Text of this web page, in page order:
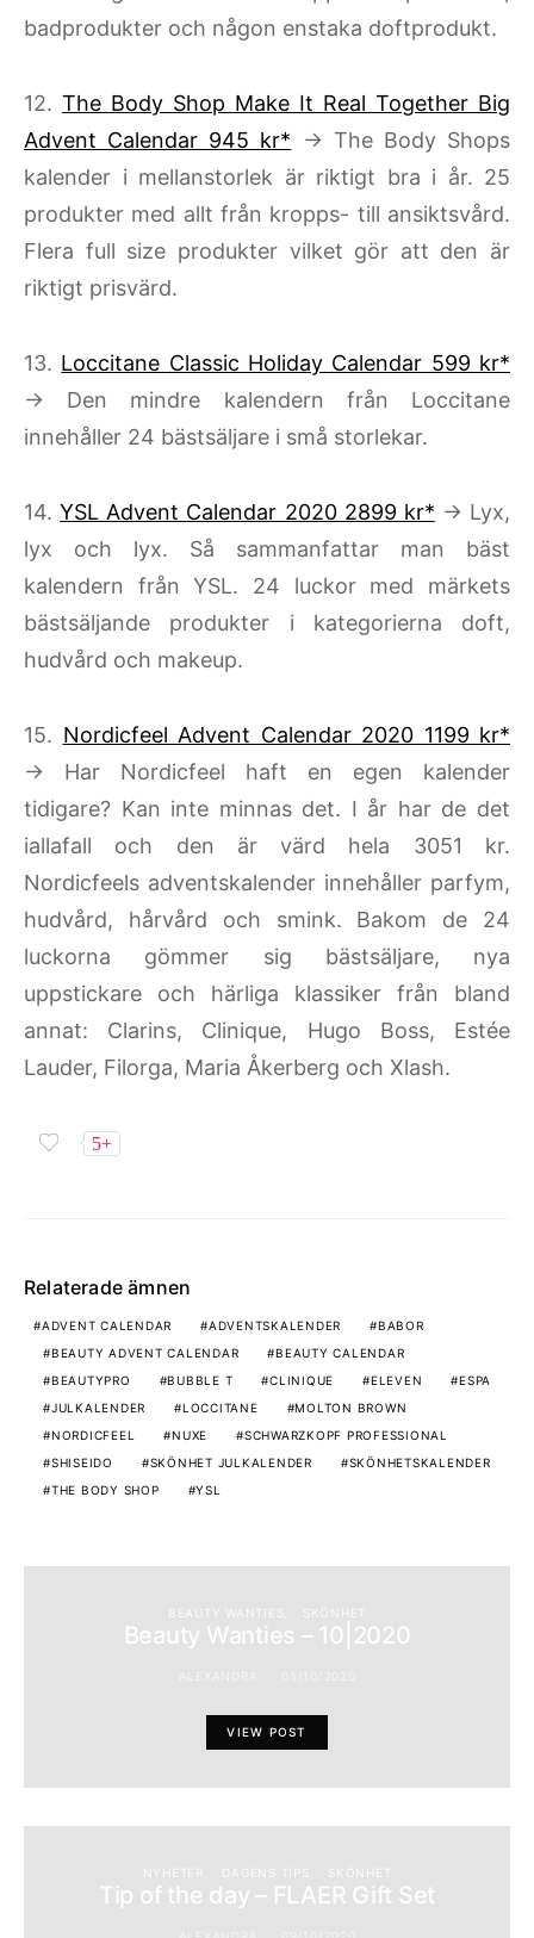
badprodukter och någon enstaka doftprodukt.
12. The Body Shop Make It Real Together Big
Advent Calendar 945 kr* → The Body Shops
kalender i mellanstorlek är riktigt bra i år. 25
produkter med allt från kropps- till ansiktsvård.
Flera full size produkter vilket gör att den är
riktigt prisvärd.
13. Loccitane Classic Holiday Calendar 599 kr*
→ Den mindre kalendern från Loccitane
innehåller 24 bästsäljare i små storlekar.
14.YSL Advent Calendar 2020 2899 kr* → Lyx,
lyx och lyx. Så sammanfattar man bäst
kalendern från YSL. 24 luckor med märkets
bästsäljande produkter i kategorierna doft,
hudvård och makeup.
15. Nordicfeel Advent Calendar 2020 1199 kr*
→ Har Nordicfeel haft en egen kalender
tidigare? Kan inte minnas det. I år har de det
iallafall och den är värd hela 3051 kr.
Nordicfeels adventskalender innehåller parfym,
hudvård, hårvård och smink. Bakom de 24
luckorna gömmer sig bästsäljare, nya
uppstickare och härliga klassiker från bland
annat: Clarins, Clinique, Hugo Boss, Estée
Lauder, Filorga, Maria Åkerberg och Xlash.
5+
Relaterade ämnen
ADVENT CALENDAR ADVENTSKALENDER
BABOR
BEAUTY ADVENT CALENDAR
BEAUTY CALENDAR
BEAUTYPRO
BUBBLE T CLINIQUE ELEVEN
ESPA
JULKALENDER
LOCCITANE
MOLTON BROWN
NORDICFEEL
NUXE
SCHWARZKOPF PROFESSIONAL
SHISEIDO
SKÖNHET JULKALENDER
SKÖNHETSKALENDER
THE BODY SHOP
YSL
BEAUTY WANTIES SKÖNHET
Beauty Wanties – 10|2020
VIEW POST
NYHETER DAGENS TIPS SKÖNHET
Tip of the day – FLAER Gift Set